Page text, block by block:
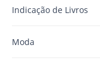
Indicação de Livros
Moda